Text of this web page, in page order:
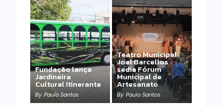
Fundação lança
Jardineira
Cultural Itinerante
By Paulo Santos
Teatro Municipal
Joel Barcellos
sedia Fórum
Municipal de
Artesanato
By Paulo Santos